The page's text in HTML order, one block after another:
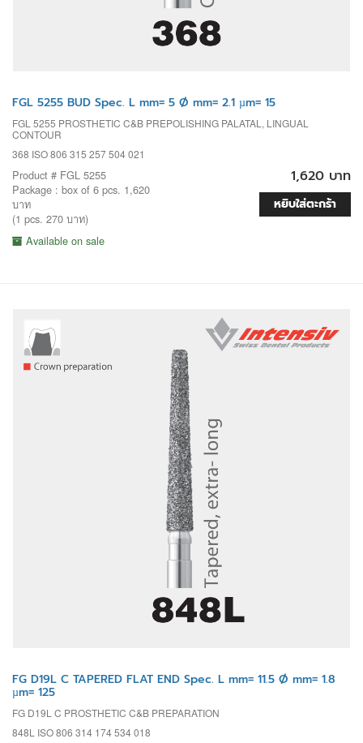
FGL 5255 BUD Spec. L mm= 5 Ø mm= 2.1 µm= 15
FGL 5255 PROSTHETIC C&B PREPOLISHING PALATAL, LINGUAL
CONTOUR
368 ISO 806 315 257 504 021
Product # FGL 5255
Package : box of 6 pcs. 1,620
บาท
(1 pcs. 270 บาท)
Available on sale
1,620 บาท
หยิบใส่ตะกร้า
FG D19L C TAPERED FLAT END Spec. L mm= 11.5 Ø mm= 1.8
µm= 125
FG D19L C PROSTHETIC C&B PREPARATION
848L ISO 806 314 174 534 018